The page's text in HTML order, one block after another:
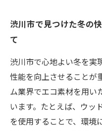
支える
して
渋川市で見つけた冬の
て
渋川市で心地よい冬を実
性能を向上させることが
ム業界でエコ素材を用い
います。たとえば、ウッ
を使用することで、環境